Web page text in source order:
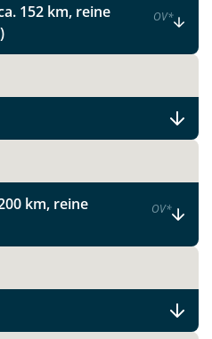
152 km, reine
OV*
km, reine
OV*